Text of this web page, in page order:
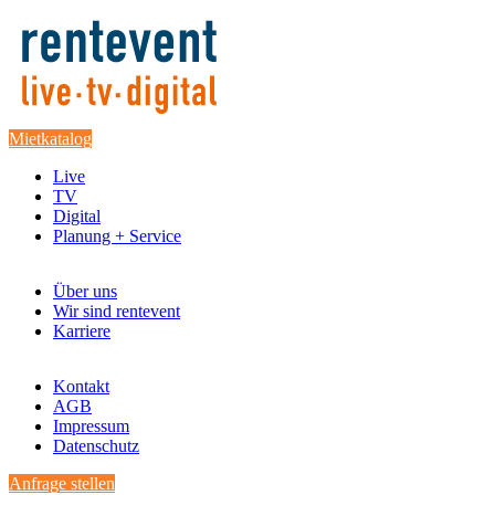
Mietkatalog
Live
TV
Digital
Planung + Service
Über uns
Wir sind rentevent
Karriere
Kontakt
AGB
Impressum
Datenschutz
Anfrage stellen